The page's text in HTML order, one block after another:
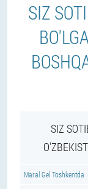
SIZ
SIZ
Maral Gel Toshkentda